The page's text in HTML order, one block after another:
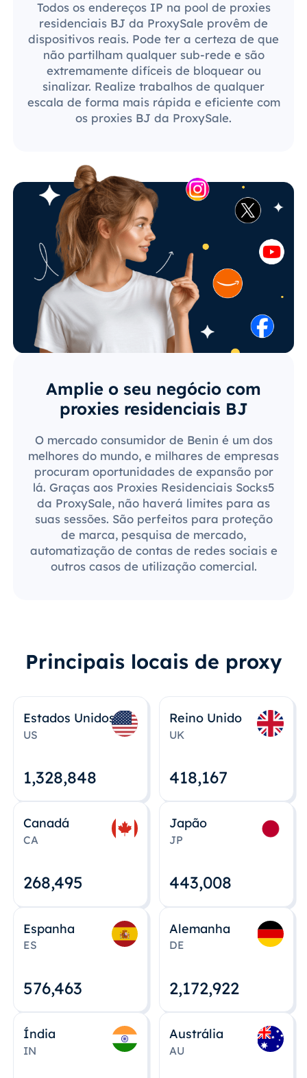
Todos os endereços IP na pool de proxies
residenciais BJ da ProxySale provêm de
dispositivos reais. Pode ter a certeza de que
não partilham qualquer sub-rede e são
extremamente difíceis de bloquear ou
sinalizar. Realize trabalhos de qualquer
escala de forma mais rápida e eficiente com
os proxies BJ da ProxySale.
Amplie o seu negócio com
proxies residenciais BJ
O mercado consumidor de Benin é um dos
melhores do mundo, e milhares de empresas
procuram oportunidades de expansão por
lá. Graças aos Proxies Residenciais Socks5
da ProxySale, não haverá limites para as
suas sessões. São perfeitos para proteção
de marca, pesquisa de mercado,
automatização de contas de redes sociais e
outros casos de utilização comercial.
Principais locais de proxy
Estados Unidos
US
1,328,848
Reino Unido
UK
418,167
Canadá
CA
268,495
Japão
JP
443,008
Espanha
ES
576,463
Alemanha
DE
2,172,922
Índia
IN
Austrália
AU